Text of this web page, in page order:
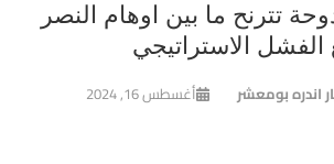
تترنح ما بين اوهام النصر
الفشل الاستراتيجي
اندره بومعشر أغسطس 16, 2024